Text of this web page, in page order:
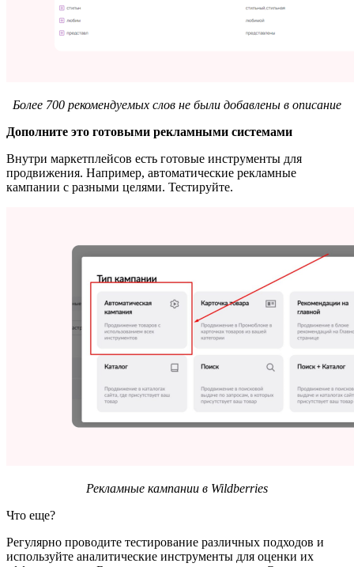
Более 700 рекомендуемых слов не были добавлены в описание
Дополните это готовыми рекламными системами
Внутри маркетплейсов есть готовые инструменты для
продвижения. Например, автоматические рекламные
кампании с разными целями. Тестируйте.
Рекламные кампании в Wildberries
Что еще?
Регулярно проводите тестирование различных подходов и
используйте аналитические инструменты для оценки их